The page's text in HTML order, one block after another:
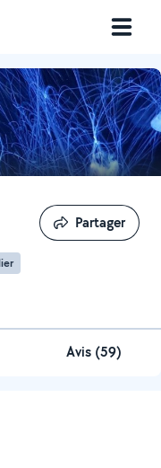
Partager
Partager
Avis (59)